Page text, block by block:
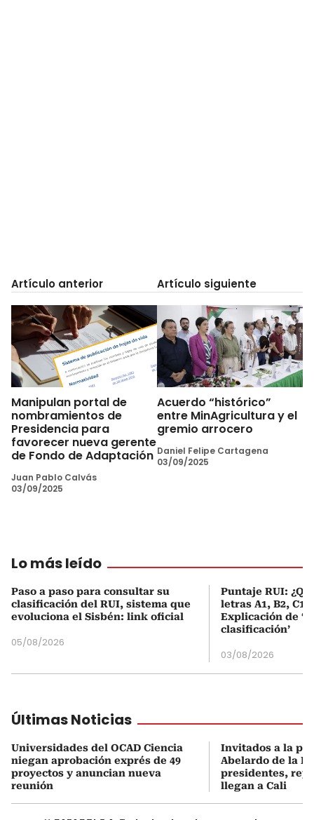
Artículo anterior
Manipulan portal de
nombramientos de
Presidencia para
favorecer nueva gerente
de Fondo de Adaptación
Juan Pablo Calvás
03/09/2025
Artículo siguiente
Acuerdo “histórico”
entre MinAgricultura y el
gremio arrocero
Daniel Felipe Cartagena
03/09/2025
Lo más leído
Paso a paso para consultar su
clasificación del RUI, sistema que
evoluciona el Sisbén: link oficial
05/08/2026
Puntaje RUI:
letras A1, B2, C1
Explicación de
clasificación’
03/08/2026
Últimas Noticias
Universidades del OCAD Ciencia
niegan aprobación exprés de 49
proyectos y anuncian nueva
reunión
Invitados a la
Abelardo de la
presidentes, rey
llegan a Cali